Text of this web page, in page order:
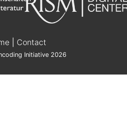
| Contact
Initiative 2026